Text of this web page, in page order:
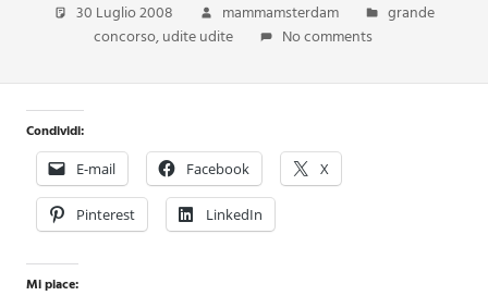
e
nuova
confezione
migliorata
30 Luglio 2008 mammamsterdam
grande
concorso,udite udite No comments
Condividi:
E-mail Facebook X
Pinterest LinkedIn
Mi piace: